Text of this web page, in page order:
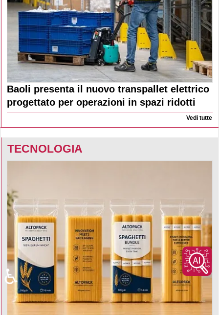
Baoli presenta il nuovo transpallet elettrico
progettato per operazioni in spazi ridotti
Vedi tutte
TECNOLOGIA